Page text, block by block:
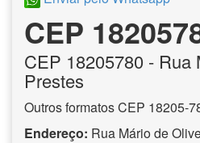
CEP
CEP 18205780 - Rua
Prestes
Outros formatos CEP 18205-
Endereço: Rua Mário de